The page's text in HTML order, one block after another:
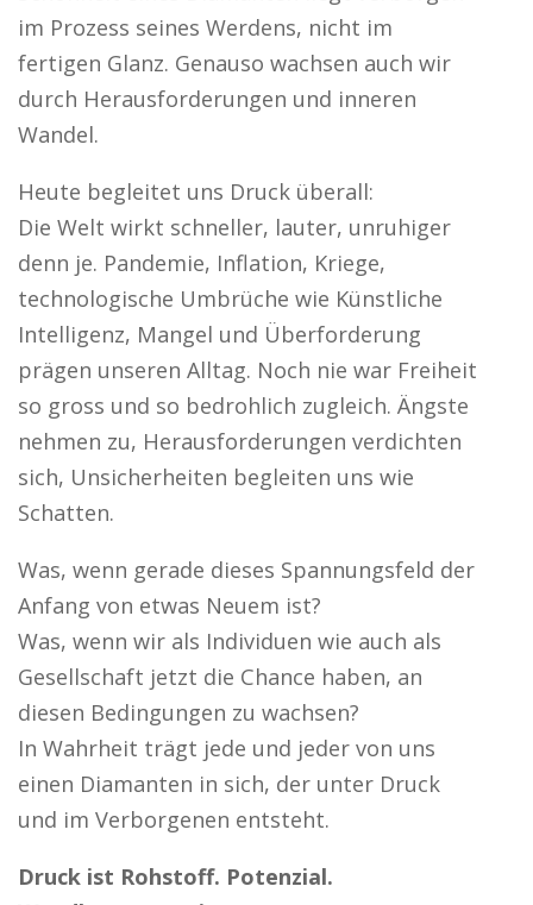
im Prozess seines Werdens, nicht im
fertigen Glanz. Genauso wachsen auch wir
durch Herausforderungen und inneren
Wandel.
Heute begleitet uns Druck überall:
Die Welt wirkt schneller, lauter, unruhiger
denn je. Pandemie, Inflation, Kriege,
technologische Umbrüche wie Künstliche
Intelligenz, Mangel und Überforderung
prägen unseren Alltag. Noch nie war Freiheit
so gross und so bedrohlich zugleich. Ängste
nehmen zu, Herausforderungen verdichten
sich, Unsicherheiten begleiten uns wie
Schatten.
Was, wenn gerade dieses Spannungsfeld der
Anfang von etwas Neuem ist?
Was, wenn wir als Individuen wie auch als
Gesellschaft jetzt die Chance haben, an
diesen Bedingungen zu wachsen?
In Wahrheit trägt jede und jeder von uns
einen Diamanten in sich, der unter Druck
und im Verborgenen entsteht.
Druck ist Rohstoff. Potenzial.